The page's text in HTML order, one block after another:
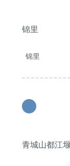
锦里
锦里
青城山都江